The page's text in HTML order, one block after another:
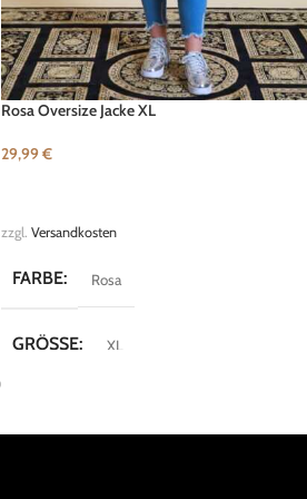
Rosa Oversize Jacke XL
29,99€
zzgl. Versandkosten
FARBE Rosa
GRÖSSE XL